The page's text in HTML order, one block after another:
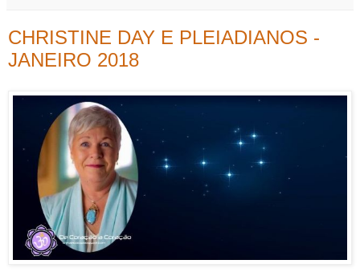
CHRISTINE DAY E PLEIADIANOS -
JANEIRO 2018